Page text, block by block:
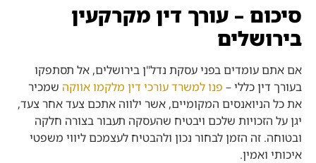
סיכום – עורך דין מקרקעין
בירושלים
אם אתם עומדים בפני עסקת נדל"ן בירושלים, אל תסתפקו
בעורך דין כללי – פנו למשרד עורכי דין מלקמו אווקה ​ שמכיר
את כל הניואנסים המקומיים, אשר ילווה אתכם צעד אחר צעד,
יגן על הזכויות שלכם ויבטיח שהעסקה תעבור בצורה חלקה
ובטוחה. זה הזמן לבחור נכון ולהבטיח לעצמכם ליווי משפטי
איכותי ואמין.